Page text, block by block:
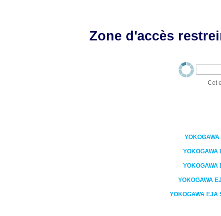
Zone d'accès
Cet
YOKOGAWA
YOKOGAWA
YOKOGAWA
YOKOGAWA
YOKOGAWA EJA